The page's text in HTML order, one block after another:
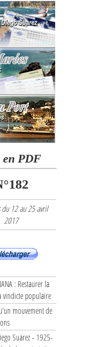
en PDF
du 12 au 25 avril
2017
: Restaurer la
vindicte populaire
mouvement de
Suarez - 1925-